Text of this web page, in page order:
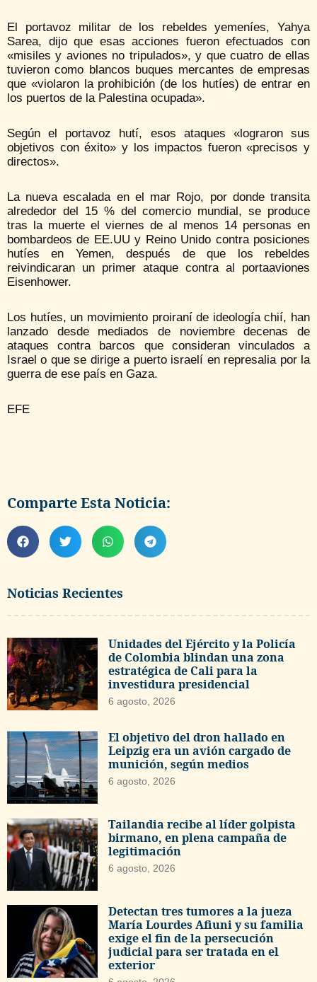
Noticias Recientes
Unidades del Ejército y la Policía
de Colombia blindan una zona
estratégica de Cali para la
investidura presidencial
6 agosto, 2026
El objetivo del dron hallado en
Leipzig era un avión cargado de
munición, según medios
6 agosto, 2026
Tailandia recibe al líder golpista
birmano, en plena campaña de
legitimación
6 agosto, 2026
Detectan tres tumores a la jueza
María Lourdes Afiuni y su familia
exige el fin de la persecución
judicial para ser tratada en el
exterior
El portavoz militar de los rebeldes yemeníes, Yahya
Sarea, dijo que esas acciones fueron efectuados con
«misiles y aviones no tripulados», y que cuatro de ellas
tuvieron como blancos buques mercantes de empresas
que «violaron la prohibición (de los hutíes) de entrar en
los puertos de la Palestina ocupada».
Según el portavoz hutí, esos ataques «lograron sus
objetivos con éxito» y los impactos fueron «precisos y
directos».
La nueva escalada en el mar Rojo, por donde transita
alrededor del 15 % del comercio mundial, se produce
tras la muerte el viernes de al menos 14 personas en
bombardeos de EE.UU y Reino Unido contra posiciones
hutíes en Yemen, después de que los rebeldes
reivindicaran un primer ataque contra al portaaviones
Eisenhower.
Los hutíes, un movimiento proiraní de ideología chií, han
lanzado desde mediados de noviembre decenas de
ataques contra barcos que consideran vinculados a
Israel o que se dirige a puerto israelí en represalia por la
guerra de ese país en Gaza.
EFE
Comparte Esta Noticia: